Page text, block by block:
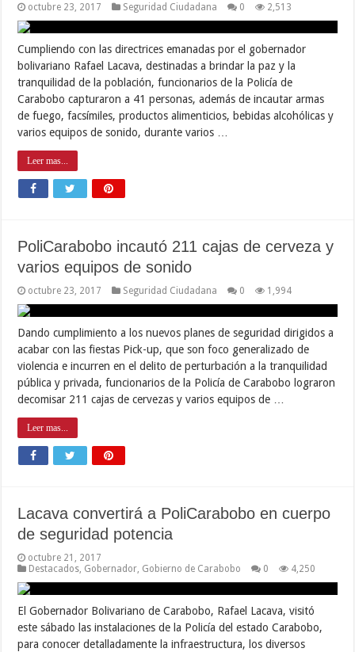
octubre 23, 2017 Seguridad Ciudadana 0 2,513
Cumpliendo con las directrices emanadas por el gobernador
bolivariano Rafael Lacava, destinadas a brindar la paz y la
tranquilidad de la población, funcionarios de la Policía de
Carabobo capturaron a 41 personas, además de incautar armas
de fuego, facsímiles, productos alimenticios, bebidas alcohólicas y
varios equipos de sonido, durante varios …
Leer mas...
PoliCarabobo incautó 211 cajas de cerveza y
varios equipos de sonido
octubre 23, 2017 Seguridad Ciudadana 0 1,994
Dando cumplimiento a los nuevos planes de seguridad dirigidos a
acabar con las fiestas Pick-up, que son foco generalizado de
violencia e incurren en el delito de perturbación a la tranquilidad
pública y privada, funcionarios de la Policía de Carabobo lograron
decomisar 211 cajas de cervezas y varios equipos de …
Leer mas...
Lacava convertirá a PoliCarabobo en cuerpo
de seguridad potencia
octubre 21, 2017
Destacados Gobernador Gobierno de Carabobo 0 4,250
El Gobernador Bolivariano de Carabobo, Rafael Lacava, visitó
este sábado las instalaciones de la Policía del estado Carabobo,
para conocer detalladamente la infraestructura, los diversos